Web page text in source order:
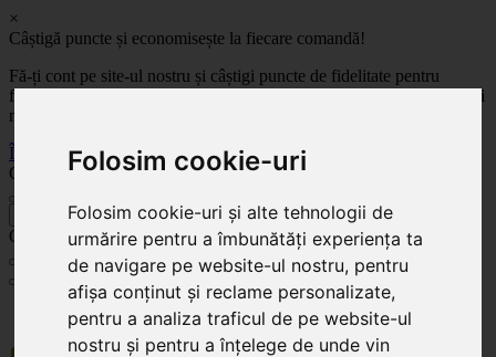
Folosim cookie-uri
Folosim cookie-uri și alte tehnologii de
urmărire pentru a îmbunătăți experiența ta
de navigare pe website-ul nostru, pentru
afișa conținut și reclame personalizate,
pentru a analiza traficul de pe website-ul
nostru și pentru a înțelege de unde vin
×
Câștigă puncte și economisește la fiecare comandă!
Fă-ți cont pe site-ul nostru și câștigi puncte de fidelitate pentru
fiecare comandă! Cu cât comanzi mai mult, cu atât economisești mai
mult!
Înregistrează-te acum
Celoplast
Celoplast
Transportul este GRATUIT pentru comenzile mai mari de 350 Lei. Comanda minimă în
valoare de 100 Lei. Expediere în 1 - 2 zile lucrătoare.